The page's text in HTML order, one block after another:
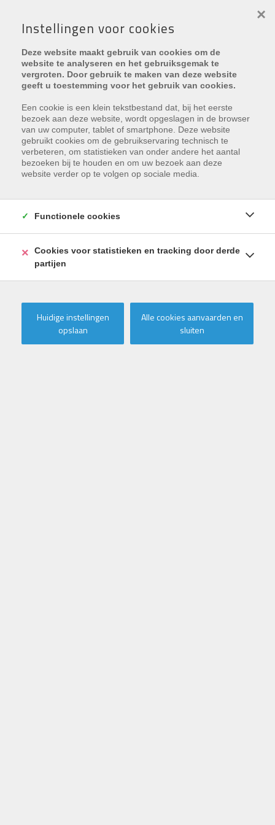
Gratis schatting
Maak een afspraak
Instellingen voor cookies
Deze website maakt gebruik van cookies om de
website te analyseren en het gebruiksgemak te
vergroten. Door gebruik te maken van deze website
geeft u toestemming voor het gebruik van cookies.
Een cookie is een klein tekstbestand dat, bij het eerste
bezoek aan deze website, wordt opgeslagen in de browser
van uw computer, tablet of smartphone. Deze website
gebruikt cookies om de gebruikservaring technisch te
verbeteren, om statistieken van onder andere het aantal
bezoeken bij te houden en om uw bezoek aan deze
website verder op te volgen op sociale media.
×
Functionele cookies
Cookies voor statistieken en tracking door derde
partijen
Huidige instellingen
opslaan
Alle cookies aanvaarden en
sluiten